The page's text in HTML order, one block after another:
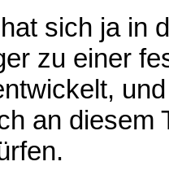
sich ja in
zu einer
an diesem